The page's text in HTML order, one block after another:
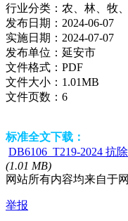
行业分类： 农、林、牧
发布日期： 2024-06-07
实施日期： 2024-07-07
发布单位： 延安市
文件格式： PDF
文件大小： 1.01MB
文件页数： 6
标准全文下载：
DB6106_T219-2024 抗
(1.01 MB)
网站所有内容均来自于
举报